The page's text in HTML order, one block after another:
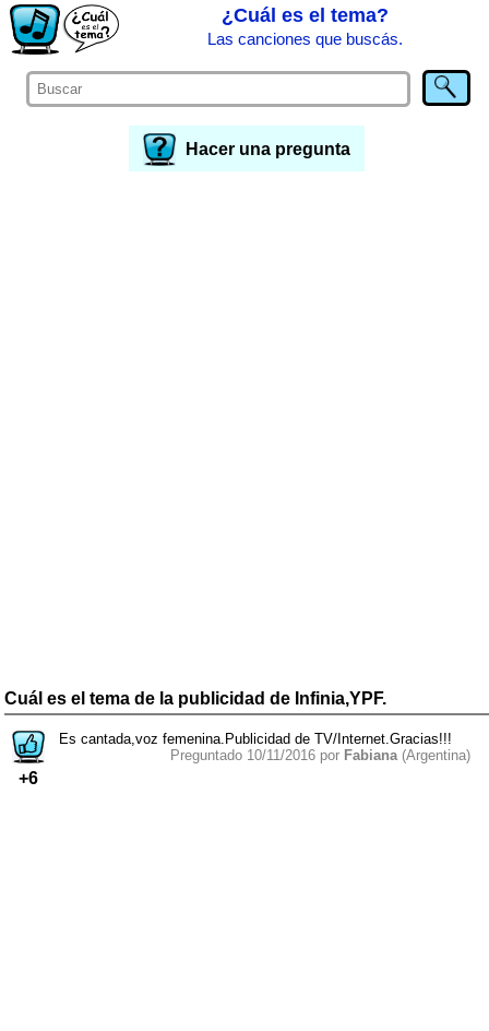
¿Cuál es el tema?
Las canciones que buscás.
Hacer una pregunta
Cuál es el tema de la publicidad de Infinia,YPF.
+6
Es cantada,voz femenina.Publicidad de TV/Internet.Gracias!!!
Preguntado 10/11/2016 por Fabiana (Argentina)